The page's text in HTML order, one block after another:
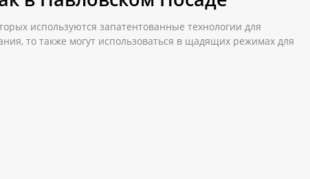
используются запатентованные технологии для
то также могут использоваться в щадящих режимах для
Посаде можно, оформив заказ в нашем онлайн-